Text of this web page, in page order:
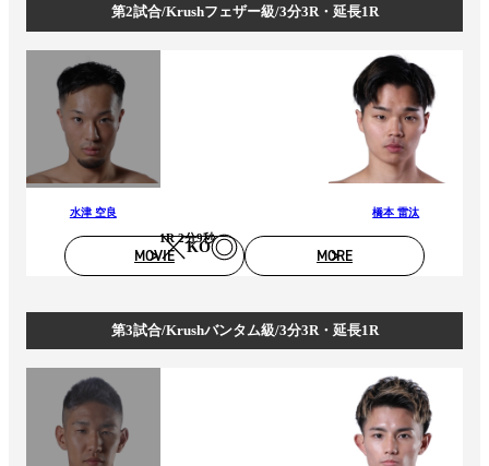
第2試合/Krushフェザー級/3分3R・延長1R
水津 空良
KO
1R 2分9秒
橋本 雷汰
MOVIE MORE
第3試合/Krushバンタム級/3分3R・延長1R